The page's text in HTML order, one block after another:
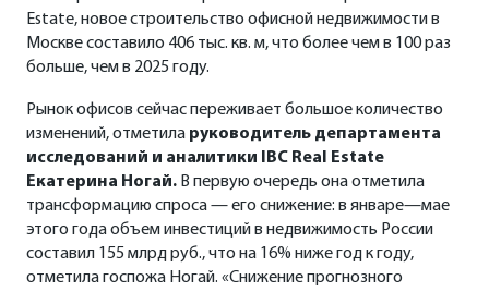
Estate, новое строительство офисной недвижимости в
Москве составило 406 тыс. кв. м, что более чем в 100 раз
больше, чем в 2025 году.
Рынок офисов сейчас переживает большое количество
изменений, отметила руководитель департамента
исследований и аналитики IBC Real Estate
Екатерина Ногай. В первую очередь она отметила
трансформацию спроса — его снижение: в январе—мае
этого года объем инвестиций в недвижимость России
составил 155 млрд руб., что на 16% ниже год к году,
отметила госпожа Ногай. «Снижение прогнозного